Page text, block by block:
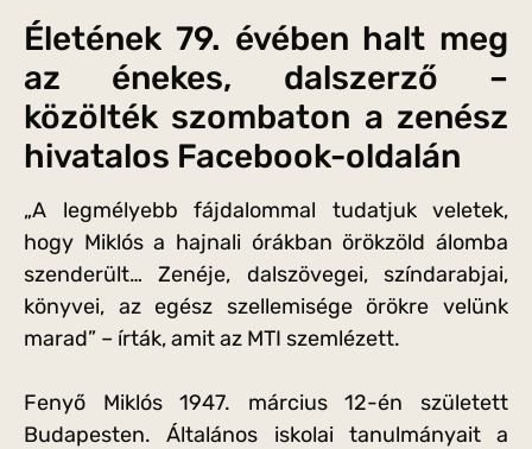
Életének 79. évében halt meg
az énekes, dalszerző –
közölték szombaton a zenész
hivatalos Facebook-oldalán
„A legmélyebb fájdalommal tudatjuk veletek,
hogy Miklós a hajnali órákban örökzöld álomba
szenderült… Zenéje, dalszövegei, színdarabjai,
könyvei, az egész szellemisége örökre velünk
marad” – írták, amit az MTI szemlézett.
Fenyő Miklós 1947. március 12-én született
Budapesten. Általános iskolai tanulmányait a